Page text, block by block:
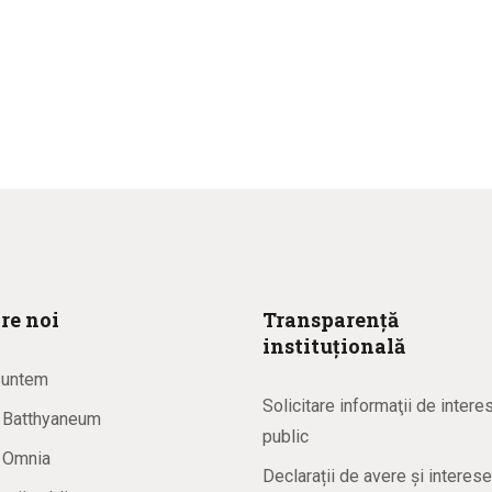
noi
Transparență
instituțională
Solicitare informaţii de
public
Declarații de avere și interese